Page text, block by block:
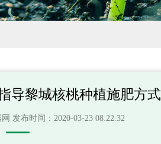
导黎城核桃种植施肥方式
发布时间：2020-03-23 08:22:32